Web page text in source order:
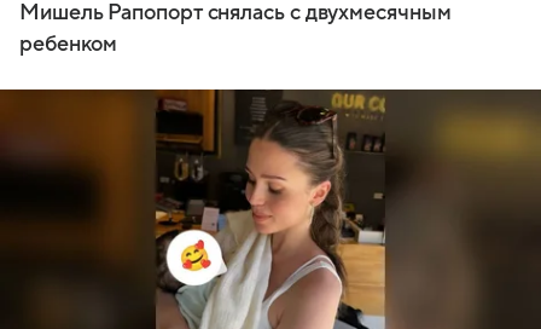
Мишель Рапопорт снялась с двухмесячным
ребенком